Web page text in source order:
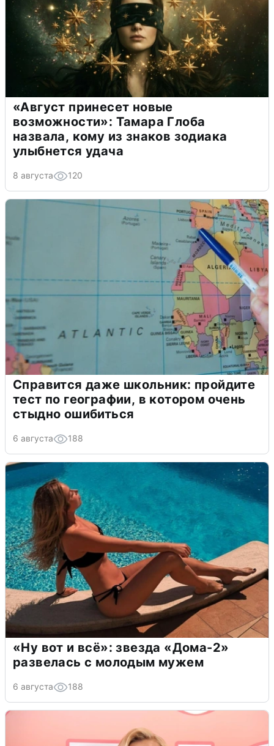
«Август принесет новые
возможности»: Тамара Глоба
назвала, кому из знаков зодиака
улыбнется удача
8 августа 120
Справится даже школьник: пройдите
тест по географии, в котором очень
стыдно ошибиться
6 августа 188
«Ну вот и всё»: звезда «Дома-2»
развелась с молодым мужем
6 августа 188